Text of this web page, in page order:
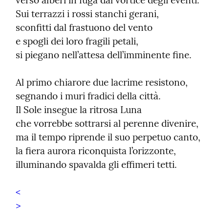
Sui terrazzi i rossi stanchi gerani,
sconfitti dal frastuono del vento
e spogli dei loro fragili petali,
si piegano nell’attesa dell’imminente fine.
Al primo chiarore due lacrime resistono,
segnando i muri fradici della città.
Il Sole insegue la ritrosa Luna
che vorrebbe sottrarsi al perenne divenire,
ma il tempo riprende il suo perpetuo canto,
la fiera aurora riconquista l’orizzonte,
illuminando spavalda gli effimeri tetti.
<
>